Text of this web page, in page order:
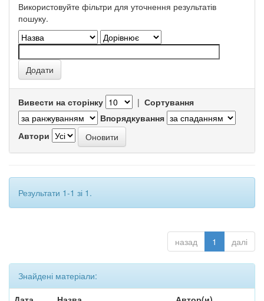
Використовуйте фільтри для уточнення результатів
пошуку.
Вивести на сторінку | Сортування
Впорядкування
Автори
Результати 1-1 зі 1.
назад 1 далі
Знайдені матеріали: